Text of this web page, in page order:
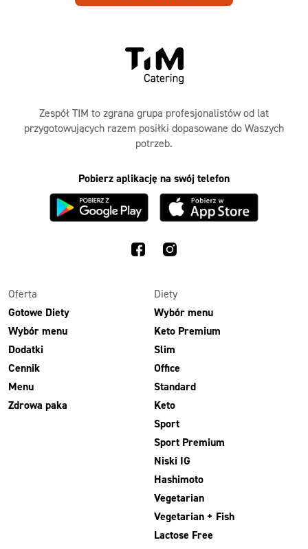
Zespół TIM to zgrana grupa profesjonalistów od lat
przygotowujących razem posiłki dopasowane do Waszych
potrzeb.
Pobierz aplikację na swój telefon
Oferta
Gotowe Diety
Wybór menu
Dodatki
Cennik
Menu
Zdrowa paka
Diety
Wybór menu
Keto Premium
Slim
Office
Standard
Keto
Sport
Sport Premium
Niski IG
Hashimoto
Vegetarian
Vegetarian + Fish
Lactose Free